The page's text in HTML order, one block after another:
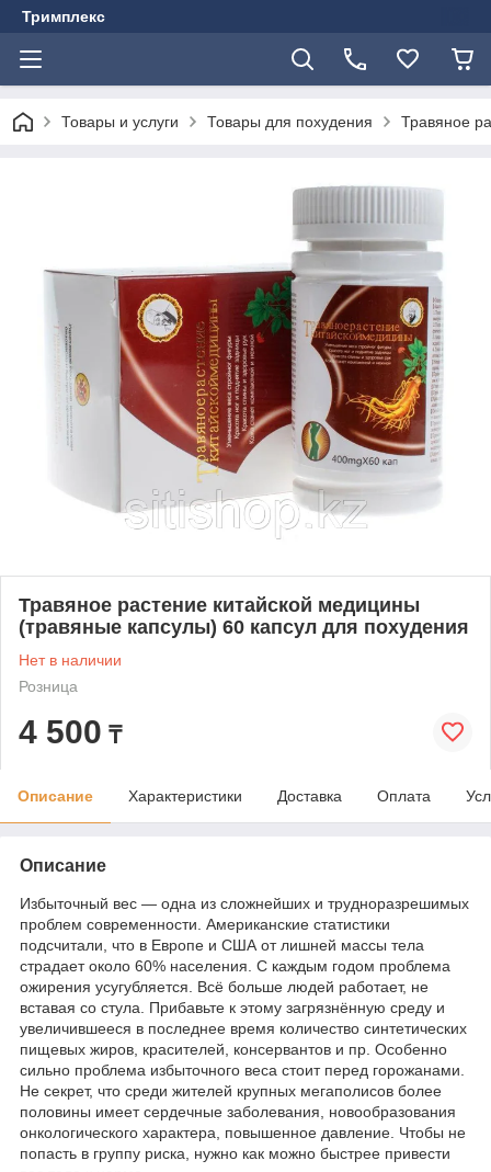
Тримплекс
Товары и услуги Товары для похудения Травяное
Травяное растение китайской медицины
(травяные капсулы) 60 капсул для похудения
Нет в наличии
Розница
4 500 ₸
Описание Характеристики Доставка Оплата
Описание
Избыточный вес — одна из сложнейших и трудноразрешимых
проблем современности. Американские статистики
подсчитали, что в Европе и США от лишней массы тела
страдает около 60% населения. С каждым годом проблема
ожирения усугубляется. Всё больше людей работает, не
вставая со стула. Прибавьте к этому загрязнённую среду и
увеличившееся в последнее время количество синтетических
пищевых жиров, красителей, консервантов и пр. Особенно
сильно проблема избыточного веса стоит перед горожанами.
Не секрет, что среди жителей крупных мегаполисов более
половины имеет сердечные заболевания, новообразования
онкологического характера, повышенное давление. Чтобы не
попасть в группу риска, нужно как можно быстрее привести